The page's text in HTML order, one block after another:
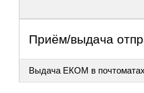
Приём/выдача
Выдача ЕКОМ в